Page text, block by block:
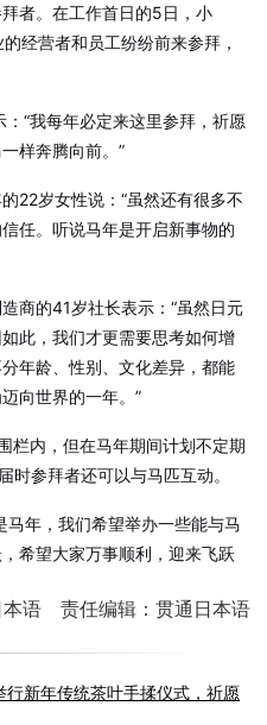
者。在工作首日的5日，小
经营者和员工纷纷前来参拜，
“我每年必定来这里参拜，祈愿
样奔腾向前。”
22岁女性说：“虽然还有很多不
任。听说马年是开启新事物的
商的41岁社长表示：“虽然日元
此，我们才更需要思考如何增
年龄、性别、文化差异，都能
向世界的一年。”
栏内，但在马年期间计划不定期
时参拜者还可以与马匹互动。
马年，我们希望举办一些能与马
希望大家万事顺利，迎来飞跃
本语 责任编辑：贯通日本语
行新年传统茶叶手揉仪式，祈愿